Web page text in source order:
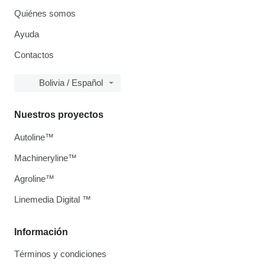
Quiénes somos
Ayuda
Contactos
Bolivia / Español
Información
Términos y condiciones
Nuestros proyectos
Autoline™
Machineryline™
Agroline™
Linemedia Digital ™